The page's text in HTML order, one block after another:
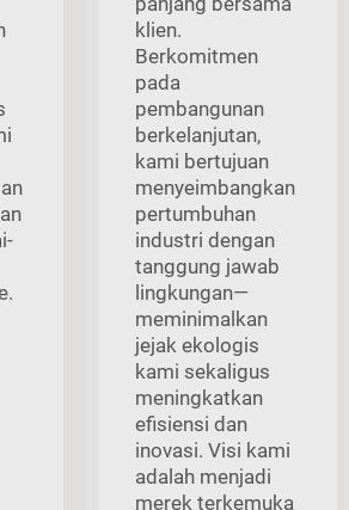
klien.
Berkomitmen
pada
pembangunan
berkelanjutan,
kami bertujuan
menyeimbangkan
pertumbuhan
industri dengan
tanggung jawab
lingkungan—
meminimalkan
jejak ekologis
kami sekaligus
meningkatkan
efisiensi dan
inovasi. Visi kami
adalah menjadi
merek terkemuka